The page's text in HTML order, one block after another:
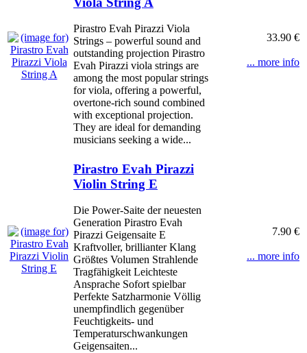
Pirastro Evah Pirazzi Viola
Strings – powerful sound and
outstanding projection Pirastro
Evah Pirazzi viola strings are
among the most popular strings
for viola, offering a powerful,
overtone-rich sound combined
with exceptional projection.
They are ideal for demanding
musicians seeking a wide...
33.90 €
... more info
Pirastro Evah Pirazzi
Violin String E
Die Power-Saite der neuesten
Generation Pirastro Evah
Pirazzi Geigensaite E
Kraftvoller, brillianter Klang
Größtes Volumen Strahlende
Tragfähigkeit Leichteste
Ansprache Sofort spielbar
Perfekte Satzharmonie Völlig
unempfindlich gegenüber
Feuchtigkeits- und
Temperaturschwankungen
Geigensaiten...
7.90 €
... more info